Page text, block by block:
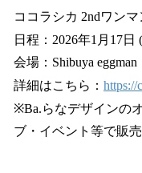
ココラシカ 2ndワン
日程：2026年1月17日
会場：Shibuya eggman
詳細はこちら： https://
※Ba.らなデザインの
ブ・イベント等で販